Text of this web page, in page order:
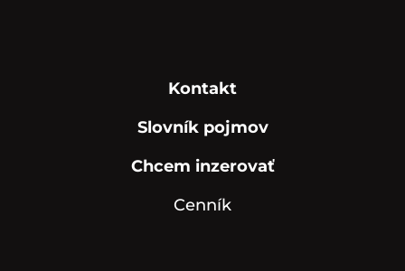
Kontakt
Slovník pojmov
Chcem inzerovať
Cenník